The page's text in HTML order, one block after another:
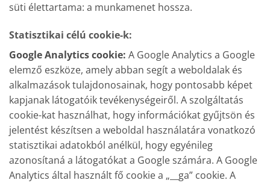
süti élettartama: a munkamenet hossza.
Statisztikai célú cookie-k:
Google Analytics cookie: A Google Analytics a Google
elemző eszköze, amely abban segít a weboldalak és
alkalmazások tulajdonosainak, hogy pontosabb képet
kapjanak látogatóik tevékenységeiről. A szolgáltatás
cookie-kat használhat, hogy információkat gyűjtsön és
jelentést készítsen a weboldal használatára vonatkozó
statisztikai adatokból anélkül, hogy egyénileg
azonosítaná a látogatókat a Google számára. A Google
Analytics által használt fő cookie a „__ga” cookie. A